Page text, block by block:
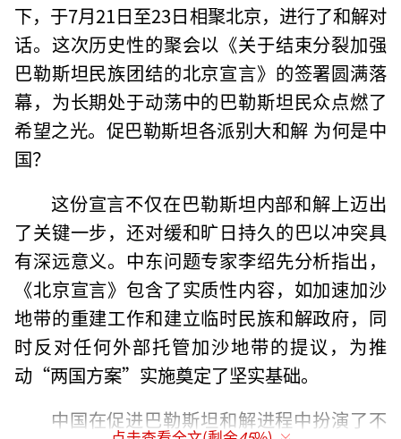
下，于7月21日至23日相聚北京，进行了和解对
话。这次历史性的聚会以《关于结束分裂加强
巴勒斯坦民族团结的北京宣言》的签署圆满落
幕，为长期处于动荡中的巴勒斯坦民众点燃了
希望之光。促巴勒斯坦各派别大和解 为何是中
国？
这份宣言不仅在巴勒斯坦内部和解上迈出
了关键一步，还对缓和旷日持久的巴以冲突具
有深远意义。中东问题专家李绍先分析指出，
《北京宣言》包含了实质性内容，如加速加沙
地带的重建工作和建立临时民族和解政府，同
时反对任何外部托管加沙地带的提议，为推
动“两国方案”实施奠定了坚实基础。
中国在促进巴勒斯坦和解进程中扮演了不